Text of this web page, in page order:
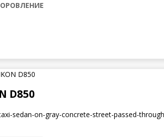
D850
D850
sedan-on-gray-concrete-street-passed-